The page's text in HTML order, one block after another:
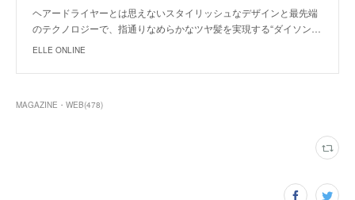
ヘアードライヤーとは思えないスタイリッシュなデザインと最先端
のテクノロジーで、指通りなめらかなツヤ髪を実現する“ダイソン…
ELLE ONLINE
MAGAZINE・WEB(478)